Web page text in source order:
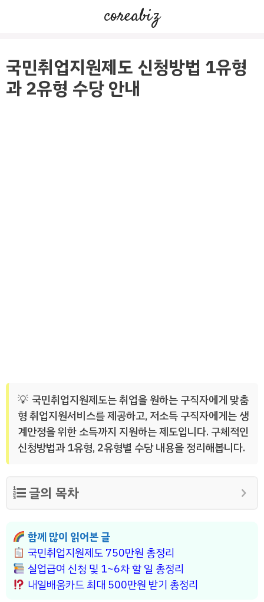
너
coreabiz
국민취업지원제도 신청방법 1유형
과 2유형 수당 안내
국민취업지원제도는 취업을 원하는 구직자에게 맞춤
형 취업지원서비스를 제공하고, 저소득 구직자에게는 생
계안정을 위한 소득까지 지원하는 제도입니다. 구체적인
신청방법과 1유형, 2유형별 수당 내용을 정리해봅니다.
글의 목차
함께 많이 읽어본 글
국민취업지원제도 750만원 총정리
실업급여 신청 및 1~6차 할 일 총정리
내일배움카드 최대 500만원 받기 총정리